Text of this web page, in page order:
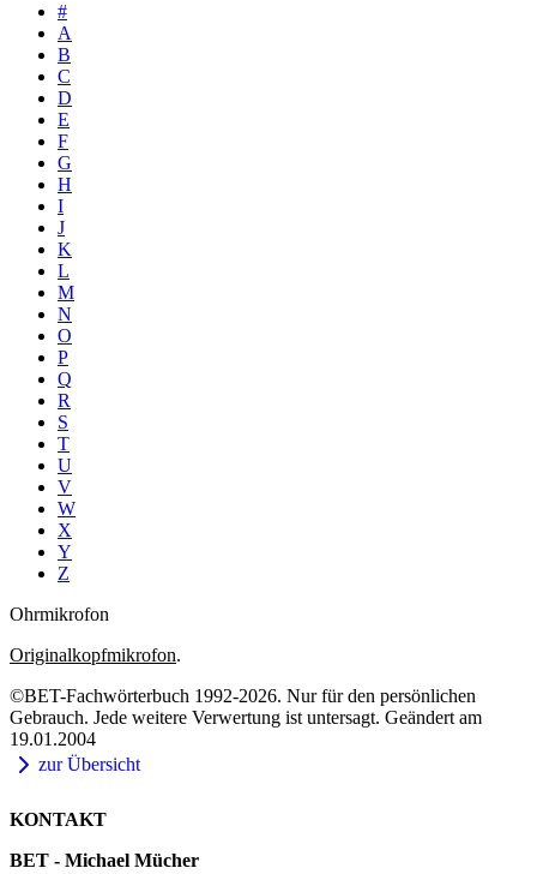
#
A
B
C
D
E
F
G
H
I
J
K
L
M
N
O
P
Q
R
S
T
U
V
W
X
Y
Z
Ohrmikrofon
Originalkopfmikrofon.
©BET-Fachwörterbuch 1992-2026. Nur für den persönlichen
Gebrauch. Jede weitere Verwertung ist untersagt. Geändert am
19.01.2004
zur Übersicht
KONTAKT
BET - Michael Mücher